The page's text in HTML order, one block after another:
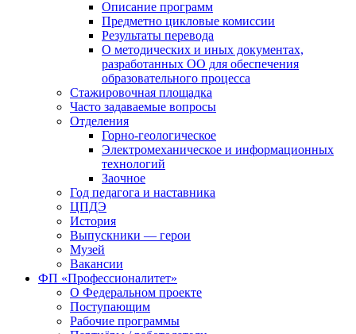
Описание программ
Предметно цикловые комиссии
Результаты перевода
О методических и иных документах,
разработанных ОО для обеспечения
образовательного процесса
Стажировочная площадка
Часто задаваемые вопросы
Отделения
Горно-геологическое
Электромеханическое и информационных
технологий
Заочное
Год педагога и наставника
ЦПДЭ
История
Выпускники — герои
Музей
Вакансии
ФП «Профессионалитет»
О Федеральном проекте
Поступающим
Рабочие программы